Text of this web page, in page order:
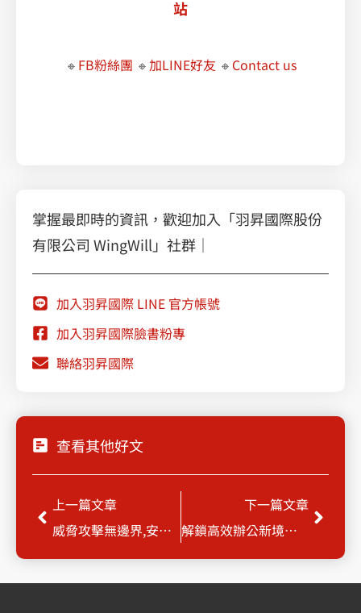
站
🔸 FB粉絲團 🔸加LINE好友 🔸 Contact us
掌握最即時的資訊，歡迎加入「羽昇國際股份
有限公司 WingWill」社群｜
加入羽昇國際 LINE 官方帳號
加入羽昇國際臉書粉專
聯絡羽昇國際
查看其他好文
Prev
上一篇文章
威脅攻擊無邊界,安全防禦不間斷 Palo Alto Networks x WingWill 打擊威脅不停歇
下一篇文章
解鎖高效辦公新境界: Gemini AI 加持下的 Google Workspace
Next